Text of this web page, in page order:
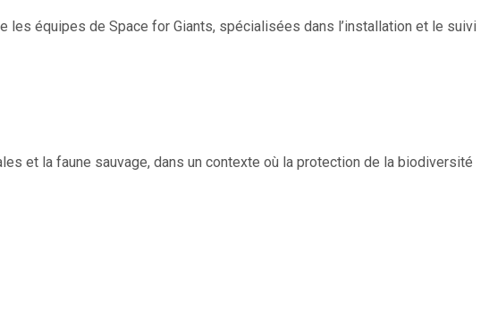
équipes de Space for Giants, spécialisées dans l’installation et le suivi
et la faune sauvage, dans un contexte où la protection de la biodiversité